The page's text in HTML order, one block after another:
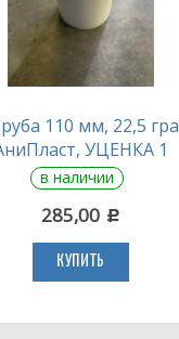
110 мм, 22,5
УЦЕНКА 1
в наличии
285,00 c
КУПИТЬ